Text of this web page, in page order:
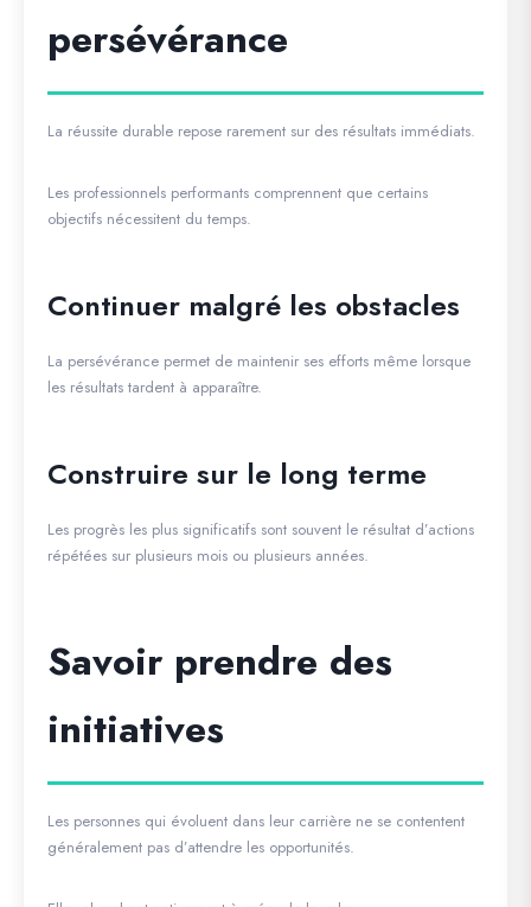
persévérance
La réussite durable repose rarement sur des résultats immédiats.
Les professionnels performants comprennent que certains
objectifs nécessitent du temps.
Continuer malgré les obstacles
La persévérance permet de maintenir ses efforts même lorsque
les résultats tardent à apparaître.
Construire sur le long terme
Les progrès les plus significatifs sont souvent le résultat d’actions
répétées sur plusieurs mois ou plusieurs années.
Savoir prendre des
initiatives
Les personnes qui évoluent dans leur carrière ne se contentent
généralement pas d’attendre les opportunités.